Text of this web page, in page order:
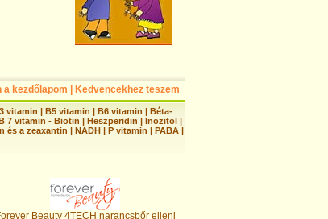
a kezdőlapom Kedvencekhez teszem
vitamin | B5 vitamin | B6 vitamin | Béta-
7 vitamin - Biotin | Heszperidin | Inozitol |
és a zeaxantin | NADH | P vitamin | PABA |
Beauty 4TECH narancsbőr elleni